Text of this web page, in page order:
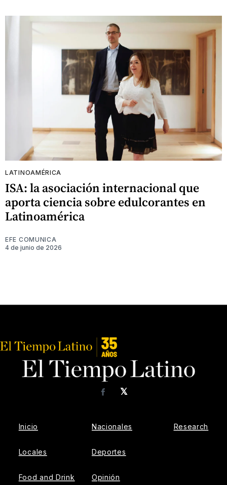
LATINOAMÉRICA
ISA: la asociación internacional que
aporta ciencia sobre edulcorantes en
Latinoamérica
EFE COMUNICA
4 de junio de 2026
𝕏
Facebook
Inicio
Locales
Food and Drink
Nacionales
Deportes
Opinión
Research